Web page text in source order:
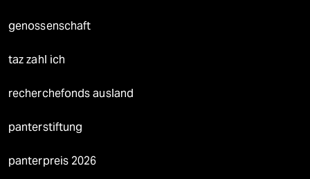
genossenschaft
taz zahl ich
recherchefonds ausland
panterstiftung
panterpreis 2026